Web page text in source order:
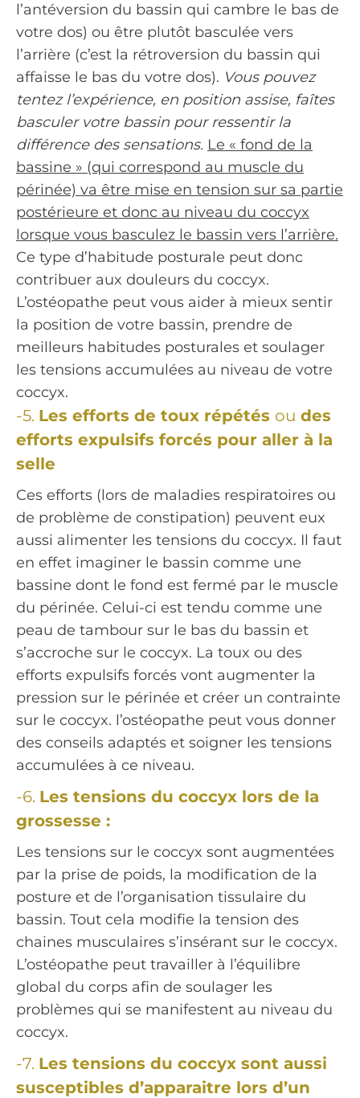
l’antéversion du bassin qui cambre le bas de
votre dos) ou être plutôt basculée vers
l’arrière (c’est la rétroversion du bassin qui
affaisse le bas du votre dos). Vous pouvez
tentez l’expérience, en position assise, faîtes
basculer votre bassin pour ressentir la
différence des sensations. Le « fond de la
bassine » (qui correspond au muscle du
périnée) va être mise en tension sur sa partie
postérieure et donc au niveau du coccyx
lorsque vous basculez le bassin vers l’arrière.
Ce type d’habitude posturale peut donc
contribuer aux douleurs du coccyx.
L’ostéopathe peut vous aider à mieux sentir
la position de votre bassin, prendre de
meilleurs habitudes posturales et soulager
les tensions accumulées au niveau de votre
coccyx.
-5. Les efforts de toux répétés ou des
efforts expulsifs forcés pour aller à la
selle
Ces efforts (lors de maladies respiratoires ou
de problème de constipation) peuvent eux
aussi alimenter les tensions du coccyx. Il faut
en effet imaginer le bassin comme une
bassine dont le fond est fermé par le muscle
du périnée. Celui-ci est tendu comme une
peau de tambour sur le bas du bassin et
s’accroche sur le coccyx. La toux ou des
efforts expulsifs forcés vont augmenter la
pression sur le périnée et créer un contrainte
sur le coccyx. l’ostéopathe peut vous donner
des conseils adaptés et soigner les tensions
accumulées à ce niveau.
-6. Les tensions du coccyx lors de la
grossesse :
Les tensions sur le coccyx sont augmentées
par la prise de poids, la modification de la
posture et de l’organisation tissulaire du
bassin. Tout cela modifie la tension des
chaines musculaires s’insérant sur le coccyx.
L’ostéopathe peut travailler à l’équilibre
global du corps afin de soulager les
problèmes qui se manifestent au niveau du
coccyx.
-7. Les tensions du coccyx sont aussi
susceptibles d’apparaitre lors d’un